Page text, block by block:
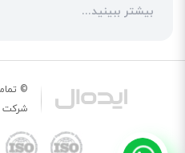
18 ماهه معتبر و شرکتی برای کلیه
انواع مراکز
سانترال
که در ایننمایندگی سانترال
خدمات مبتنی برتلفناز جمله
بیشتر ببینید...
©
شرکت